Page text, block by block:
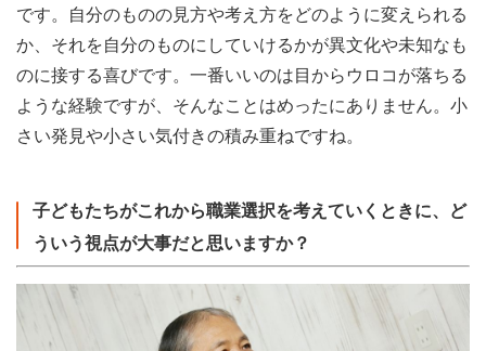
です。自分のものの見方や考え方をどのように変えられる
か、それを自分のものにしていけるかが異文化や未知なも
のに接する喜びです。一番いいのは目からウロコが落ちる
ような経験ですが、そんなことはめったにありません。小
さい発見や小さい気付きの積み重ねですね。
子どもたちがこれから職業選択を考えていくときに、ど
ういう視点が大事だと思いますか？